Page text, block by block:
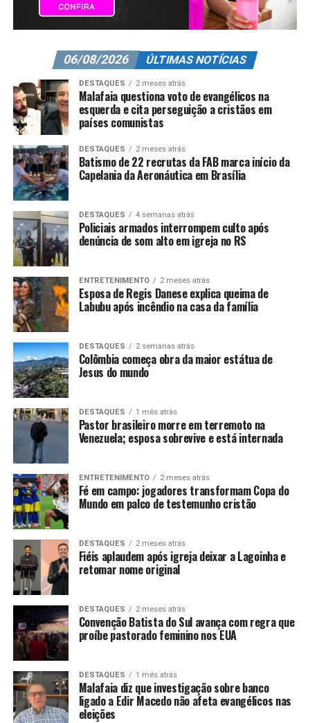
06/08/2026 ÚLTIMAS NOTÍCIAS
DESTAQUES 2 meses atrás
Malafaia questiona voto de evangélicos na
esquerda e cita perseguição a cristãos em
países comunistas
DESTAQUES 2 meses atrás
Batismo de 22 recrutas da FAB marca início da
Capelania da Aeronáutica em Brasília
DESTAQUES 4 semanas atrás
Policiais armados interrompem culto após
denúncia de som alto em igreja no RS
ENTRETENIMENTO 2 meses atrás
Esposa de Regis Danese explica queima de
Labubu após incêndio na casa da família
DESTAQUES 2 semanas atrás
Colômbia começa obra da maior estátua de
Jesus do mundo
DESTAQUES 1 mês atrás
Pastor brasileiro morre em terremoto na
Venezuela; esposa sobrevive e está internada
ENTRETENIMENTO 2 meses atrás
Fé em campo: jogadores transformam Copa do
Mundo em palco de testemunho cristão
DESTAQUES 2 meses atrás
Fiéis aplaudem após igreja deixar a Lagoinha e
retomar nome original
DESTAQUES 2 meses atrás
Convenção Batista do Sul avança com regra que
proíbe pastorado feminino nos EUA
DESTAQUES 1 mês atrás
Malafaia diz que investigação sobre banco
ligado a Edir Macedo não afeta evangélicos nas
eleições